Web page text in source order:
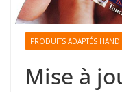
PRODUITS ADAPTÉS
Mise à